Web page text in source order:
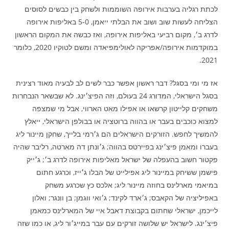
לכתת רגליה בערבות אירופה השוממות ולשחק בין כבשים לסוסים
הצליחה לעשות שוב ושוב את הבלתי ייאמן, 5-0 באליפות אירופה
לדרג ב׳, מקום רביעי באליפות אירופה, ואז כבשה את המקום הראשון
במוקדמות אירופה/אפריקה לאולימפיאדה ומשם לטוקיו 2020, כלומר
2021.
אז מי ומי בסגל? דבר ראשון אפשר כבר לשים לב לבעיה מאוד רצינית
בסגל הישראלי, המדורג 24 בעולם, וזה הפיצ׳ינג. לא שבשאר הנבחרות
משחקים קלייטון קרשאו או אפילו מאט הארווי, אבל מי שמצפה
למצוא כוכבים בעבר או בהווה ברוטציה או בבולפן הישראלי, ייאלץ
להמשיך לחפש. הזורקים הישראלים הם ג׳רמי בלייך, שחקן מיינור ליג
בעברו ומאמן פיצ׳ינג בפיירטס בהווה; ג׳ונתן דה מארטה, רליבר שהיה
פקטור חשוב בהעפלה של ישראל מאליפות אירופה לדרג ב׳; ג׳ייק
פישמן ששיחק במיינור ליג אפילייט של הבלו ג׳ייז, וכרגע חתום
במיאמי מארלינס בחוזה מיינור ליג; אלכס כץ שכרגע משחק
באפיליציה של הקאבס; ג׳ארד לקינד; ג׳ואי ווגמן; בן וונגר; ואלון
לייכמן, ישראלי שחתום בקבוצת דאבל איי של המארלינס כמאמן
פיצ׳ינג. לישראל יש שלושה זורקים עם עבר במייג׳ור ליג, או כמו שזה